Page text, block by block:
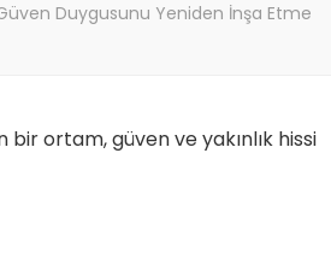
Duygusunu Yeniden İnşa Etme